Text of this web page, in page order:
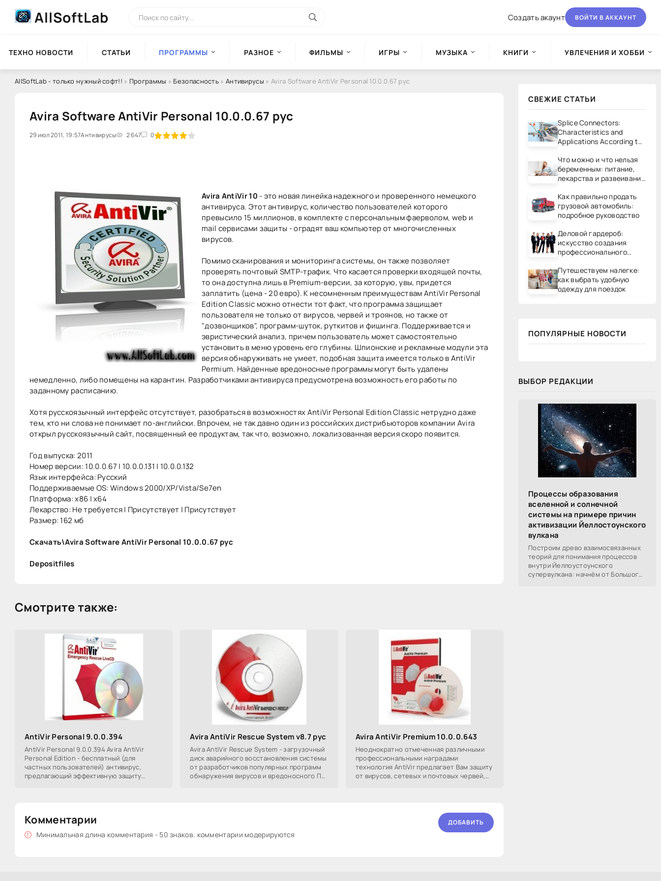
AllSoftLab Создать акаунт ВОЙТИ В АККАУНТ
ТЕХНО НОВОСТИ СТАТЬИ ПРОГРАММЫ РАЗНОЕ ФИЛЬМЫ ИГРЫ МУЗЫКА КНИГИ УВЛЕЧЕНИЯ И ХОББИ
AllSoftLab - только нужный софт!! » Программы » Безопасность » Антивирусы » Avira Software AntiVir Personal 10.0.0.67 рус
Avira Software AntiVir Personal 10.0.0.67 рус
29 июл 2011, 19:57Антивирусы 2 647 0
80 1 2 3 4 5
Avira AntiVir 10 - это новая линейка надежного и проверенного немецкого
антивируса. Этот антивирус, количество пользователей которого
превысило 15 миллионов, в комплекте с персональным фаерволом, web и
mail сервисами защиты - оградят ваш компьютер от многочисленных
вирусов.
Помимо сканирования и мониторинга системы, он также позволяет
проверять почтовый SMTP-трафик. Что касается проверки входящей почты,
то она доступна лишь в Premium-версии, за которую, увы, придется
заплатить (цена - 20 евро). К несомненным преимуществам AntiVir Personal
Edition Classic можно отнести тот факт, что программа защищает
пользователя не только от вирусов, червей и троянов, но также от
"дозвонщиков", программ-шуток, руткитов и фишинга. Поддерживается и
эвристический анализ, причем пользователь может самостоятельно
установить в меню уровень его глубины. Шпионские и рекламные модули эта
версия обнаруживать не умеет, подобная защита имеется только в AntiVir
Permium. Найденные вредоносные программы могут быть удалены
немедленно, либо помещены на карантин. Разработчиками антивируса предусмотрена возможность его работы по
заданному расписанию.
Хотя русскоязычный интерфейс отсутствует, разобраться в возможностях AntiVir Personal Edition Classic нетрудно даже
тем, кто ни слова не понимает по-английски. Впрочем, не так давно один из российских дистрибьюторов компании Avira
открыл русскоязычный сайт, посвященный ее продуктам, так что, возможно, локализованная версия скоро появится.
Год выпуска: 2011
Номер версии: 10.0.0.67 | 10.0.0.131 | 10.0.0.132
Язык интерфейса: Русский
Поддерживаемые OS: Windows 2000/XP/Vista/Se7en
Платформа: x86 | x64
Лекарство: Не требуется | Присутствует | Присутствует
Размер: 162 мб
Скачать\Avira Software AntiVir Personal 10.0.0.67 рус
Depositfiles
Смотрите также:
AntiVir Personal 9.0.0.394
AntiVir Personal 9.0.0.394 Avira AntiVir
Personal Edition - бесплатный (для
частных пользователей) антивирус,
предлагающий эффективную защиту
Avira AntiVir Rescue System v8.7 рус
Avira AntiVir Rescue System - загрузочный
диск аварийного восстановления системы
от разработчиков популярных программ
обнаружения вирусов и вредоносного ПО
Avira AntiVir Premium 10.0.0.643
Неоднократно отмеченная различными
профессиональными наградами
технология AntiVir предлагает Вам защиту
от вирусов, сетевых и почтовых червей,
Комментарии
Минимальная длина комментария - 50 знаков. комментарии модерируются
ДОБАВИТЬ
СВЕЖИЕ СТАТЬИ
Splice Connectors:
Characteristics and
Applications According to
Что можно и что нельзя
беременным: питание,
лекарства и развеивание
Как правильно продать
грузовой автомобиль:
подробное руководство
Деловой гардероб:
искусство создания
профессионального
Путешествуем налегке:
как выбрать удобную
одежду для поездок
ПОПУЛЯРНЫЕ НОВОСТИ
ВЫБОР РЕДАКЦИИ
Процессы образования
вселенной и солнечной
системы на примере причин
активизации Йеллостоунского
вулкана
Построим древо взаимосвязанных
теорий для понимания процессов
внутри Йеллоустоунского
супервулкана: начнём от Большого